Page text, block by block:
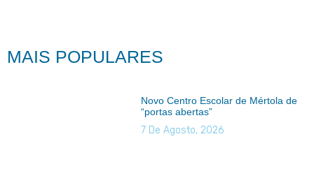
MAIS POPULARES
Novo Centro Escolar de Mértola de
“portas abertas”
7 De Agosto, 2026